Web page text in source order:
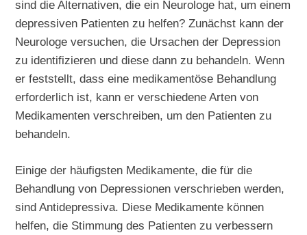
sind die Alternativen, die ein Neurologe hat, um einem
depressiven Patienten zu helfen? Zunächst kann der
Neurologe versuchen, die Ursachen der Depression
zu identifizieren und diese dann zu behandeln. Wenn
er feststellt, dass eine medikamentöse Behandlung
erforderlich ist, kann er verschiedene Arten von
Medikamenten verschreiben, um den Patienten zu
behandeln.
Einige der häufigsten Medikamente, die für die
Behandlung von Depressionen verschrieben werden,
sind Antidepressiva. Diese Medikamente können
helfen, die Stimmung des Patienten zu verbessern